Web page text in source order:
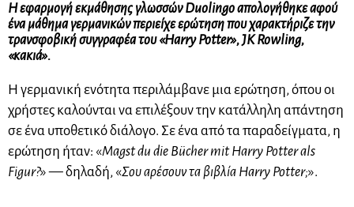
Η εφαρμογή εκμάθησης γλωσσών Duolingo απολογήθηκε αφού
ένα μάθημα γερμανικών περιείχε ερώτηση που χαρακτήριζε την
τρανσφοβική συγγραφέα του «Harry Potter», JK Rowling,
«κακιά».
Η γερμανική ενότητα περιλάμβανε μια ερώτηση, όπου οι
χρήστες καλούνται να επιλέξουν την κατάλληλη απάντηση
σε ένα υποθετικό διάλογο. Σε ένα από τα παραδείγματα, η
ερώτηση ήταν: «Magst du die Bücher mit Harry Potter als
Figur?» — δηλαδή, «Σου αρέσουν τα βιβλία Harry Potter;».